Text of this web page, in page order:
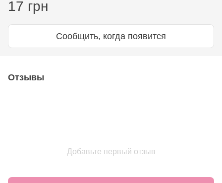
17 грн
Сообщить, когда появится
Отзывы
Добавьте первый отзыв